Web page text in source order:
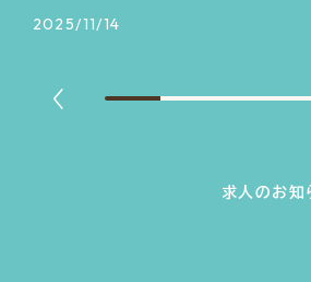
2025/11/14
求人のお知